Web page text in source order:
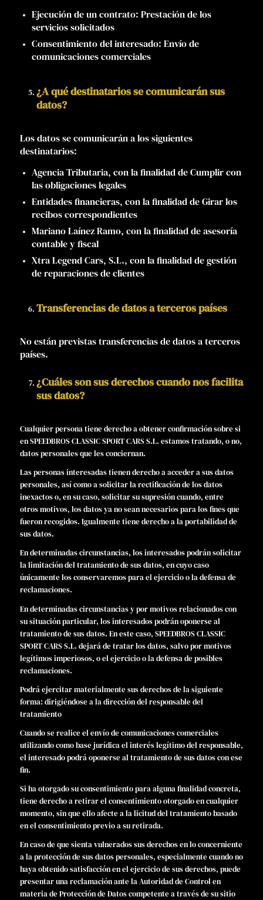
Ejecución de un contrato: Prestación de los
servicios solicitados
Consentimiento del interesado: Envío de
comunicaciones comerciales
¿A qué destinatarios se comunicarán sus
datos?
Los datos se comunicarán a los siguientes
destinatarios:
Agencia Tributaria, con la finalidad de Cumplir con
las obligaciones legales
Entidades financieras, con la finalidad de Girar los
recibos correspondientes
Mariano Laínez Ramo, con la finalidad de asesoría
contable y fiscal
Xtra Legend Cars, S.L., con la finalidad de gestión
de reparaciones de clientes
Transferencias de datos a terceros países
No están previstas transferencias de datos a terceros
países.
¿Cuáles son sus derechos cuando nos facilita
sus datos?
Cualquier persona tiene derecho a obtener confirmación sobre si
en SPEEDBROS CLASSIC SPORT CARS S.L. estamos tratando, o no,
datos personales que les conciernan.
Las personas interesadas tienen derecho a acceder a sus datos
personales, así como a solicitar la rectificación de los datos
inexactos o, en su caso, solicitar su supresión cuando, entre
otros motivos, los datos ya no sean necesarios para los fines que
fueron recogidos. Igualmente tiene derecho a la portabilidad de
sus datos.
En determinadas circunstancias, los interesados podrán solicitar
la limitación del tratamiento de sus datos, en cuyo caso
únicamente los conservaremos para el ejercicio o la defensa de
reclamaciones.
En determinadas circunstancias y por motivos relacionados con
su situación particular, los interesados podrán oponerse al
tratamiento de sus datos. En este caso, SPEEDBROS CLASSIC
SPORT CARS S.L. dejará de tratar los datos, salvo por motivos
legítimos imperiosos, o el ejercicio o la defensa de posibles
reclamaciones.
Podrá ejercitar materialmente sus derechos de la siguiente
forma: dirigiéndose a la dirección del responsable del
tratamiento
Cuando se realice el envío de comunicaciones comerciales
utilizando como base jurídica el interés legítimo del responsable,
el interesado podrá oponerse al tratamiento de sus datos con ese
fin.
Si ha otorgado su consentimiento para alguna finalidad concreta,
tiene derecho a retirar el consentimiento otorgado en cualquier
momento, sin que ello afecte a la licitud del tratamiento basado
en el consentimiento previo a su retirada.
En caso de que sienta vulnerados sus derechos en lo concerniente
a la protección de sus datos personales, especialmente cuando no
haya obtenido satisfacción en el ejercicio de sus derechos, puede
presentar una reclamación ante la Autoridad de Control en
materia de Protección de Datos competente a través de su sitio